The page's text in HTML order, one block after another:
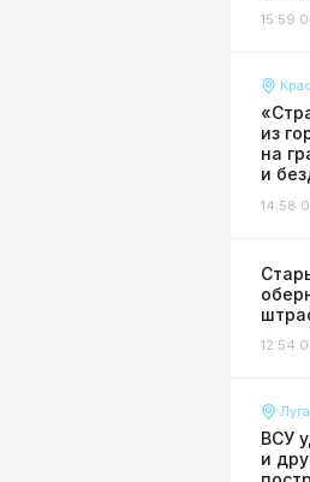
15:59
из
на
и
14:58
12:54
ВСУ
и